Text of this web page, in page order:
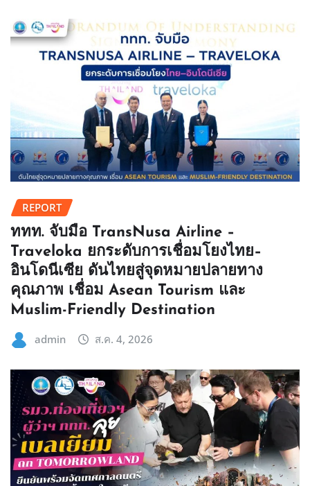
REPORT
ททท. จับมือ TransNusa Airline –
Traveloka ยกระดับการเชื่อมโยงไทย–
อินโดนีเซีย ดันไทยสู่จุดหมายปลายทาง
คุณภาพ เชื่อม Asean Tourism และ
Muslim-Friendly Destination
admin ส.ค. 4, 2026